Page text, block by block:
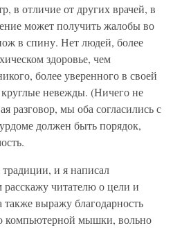
в отличие от других врачей, в
может получить жалобы во
в спину. Нет людей, более
здоровье, чем
более уверенного в своей
невежды. (Ничего не
разговор, мы оба согласились с
должен быть порядок,
и я написал
расскажу читателю о цели и
выражу благодарность
компьютерной мышки, вольно